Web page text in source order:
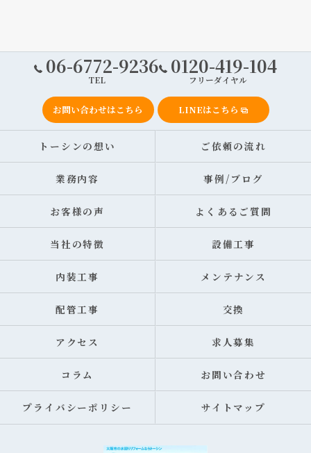
06-6772-9236
TEL
0120-419-104
フリーダイヤル
お問い合わせはこちら LINEはこちら
トーシンの想い ご依頼の流れ
業務内容 事例/ブログ
お客様の声 よくあるご質問
当社の特徴 設備工事
内装工事 メンテナンス
配管工事 交換
アクセス 求人募集
コラム お問い合わせ
プライバシーポリシー サイトマップ